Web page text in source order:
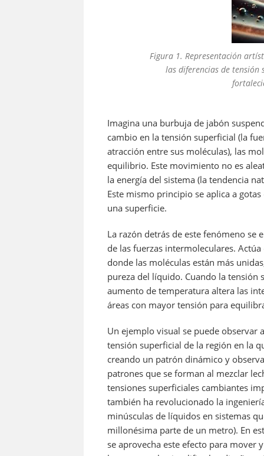
Figura 1. Representación
las diferencias de tensión
Imagina una burbuja de jabón
cambio en la tensión superficial (la
atracción entre sus moléculas), las
equilibrio. Este movimiento no es
la energía del sistema (la tendencia
Este mismo principio se aplica a
una superficie.
La razón detrás de este fenómeno se
de las fuerzas intermoleculares.
donde las moléculas están más
pureza del líquido. Cuando la
aumento de temperatura altera las
áreas con mayor tensión para
Un ejemplo visual se puede observar
tensión superficial de la región en la
creando un patrón dinámico y
patrones que se forman al mezclar
tensiones superficiales cambiantes
también ha revolucionado la
minúsculas de líquidos en sistemas
millonésima parte de un metro). En
se aprovecha este efecto para mover